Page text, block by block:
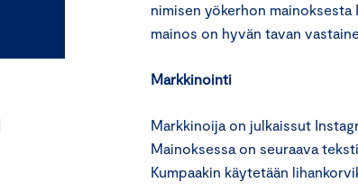
nimisen yökerhon
mainos on hyvän tavan
Markkinointi
Markkinoija on julkaissut
Mainoksessa on seuraava
Kumpaakin käytetään